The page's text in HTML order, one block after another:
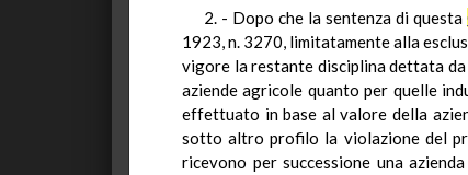
2. - Dopo che la sentenza di questa
1923, n. 3270, limitatamente alla
vigore la restante disciplina dettata
aziende agricole quanto per quelle
effettuato in base al valore della
sotto altro profilo la violazione del
ricevono per successione una